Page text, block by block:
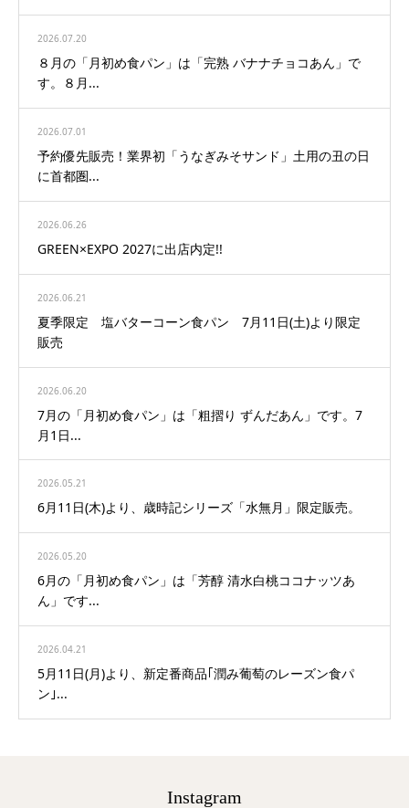
2026.07.20
８月の「月初め食パン」は「完熟 バナナチョコあん」で
す。８月...
2026.07.01
予約優先販売！業界初「うなぎみそサンド」土用の丑の日
に首都圏...
2026.06.26
GREEN×EXPO 2027に出店内定!!
2026.06.21
夏季限定 塩バターコーン食パン 7月11日(土)より限定
販売
2026.06.20
7月の「月初め食パン」は「粗摺り ずんだあん」です。7
月1日...
2026.05.21
6月11日(木)より、歳時記シリーズ「水無月」限定販売。
2026.05.20
6月の「月初め食パン」は「芳醇 清水白桃ココナッツあ
ん」です...
2026.04.21
5月11日(月)より、新定番商品｢潤み葡萄のレーズン食パ
ン｣...
Instagram